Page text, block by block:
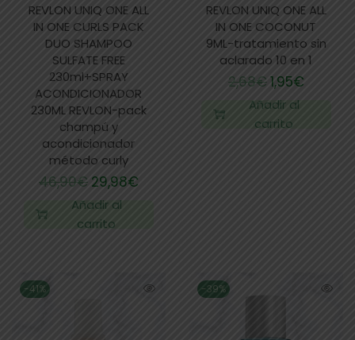
REVLON UNIQ ONE ALL
IN ONE CURLS PACK
DUO SHAMPOO
SULFATE FREE
230ml+SPRAY
ACONDICIONADOR
230ML REVLON-pack
champú y
acondicionador
método curly
46,90€ 29,98€
Añadir al
carrito
REVLON UNIQ ONE ALL
IN ONE COCONUT
9ML-tratamiento sin
aclarado 10 en 1
2,68€1,95€
Añadir al
carrito
-41% -39%